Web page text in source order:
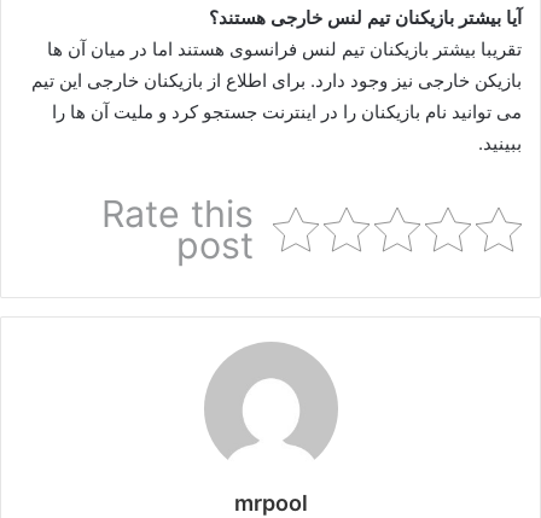
آیا بیشتر بازیکنان تیم لنس خارجی هستند؟
تقریبا بیشتر بازیکنان تیم لنس فرانسوی هستند اما در میان آن ها
بازیکن خارجی نیز وجود دارد. برای اطلاع از بازیکنان خارجی این تیم
می توانید نام بازیکنان را در اینترنت جستجو کرد و ملیت آن ها را
ببینید.
Rate this
post
mrpool